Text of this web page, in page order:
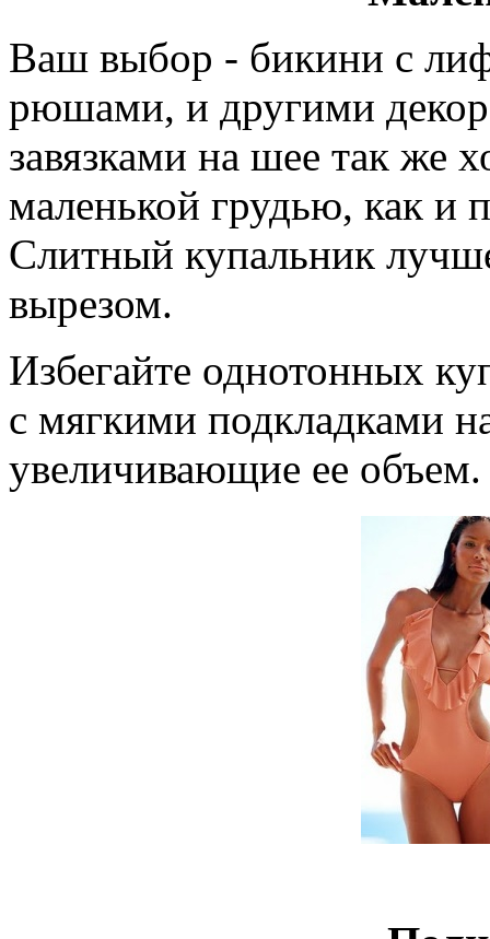
Ваш выбор - бикини с
рюшами, и другими
завязками на шее так же
маленькой грудью, как
Слитный купальник
вырезом.
Избегайте однотонных
с мягкими подкладками
увеличивающие ее объем.